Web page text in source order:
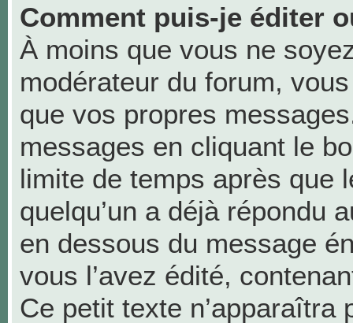
Comment puis-je éditer
À moins que vous ne
modérateur du forum,
que vos propres
messages en cliquant le
limite de temps après que
quelqu’un a déjà répondu
en dessous du message
vous l’avez édité,
Ce petit texte n’apparaîtra